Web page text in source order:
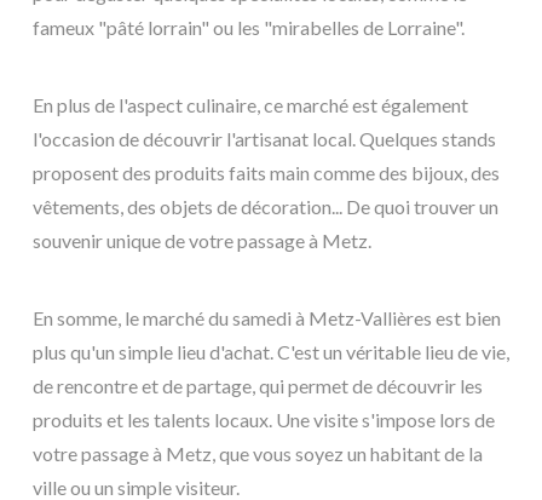
fameux "pâté lorrain" ou les "mirabelles de Lorraine".
En plus de l'aspect culinaire, ce marché est également
l'occasion de découvrir l'artisanat local. Quelques stands
proposent des produits faits main comme des bijoux, des
vêtements, des objets de décoration... De quoi trouver un
souvenir unique de votre passage à Metz.
En somme, le marché du samedi à Metz-Vallières est bien
plus qu'un simple lieu d'achat. C'est un véritable lieu de vie,
de rencontre et de partage, qui permet de découvrir les
produits et les talents locaux. Une visite s'impose lors de
votre passage à Metz, que vous soyez un habitant de la
ville ou un simple visiteur.